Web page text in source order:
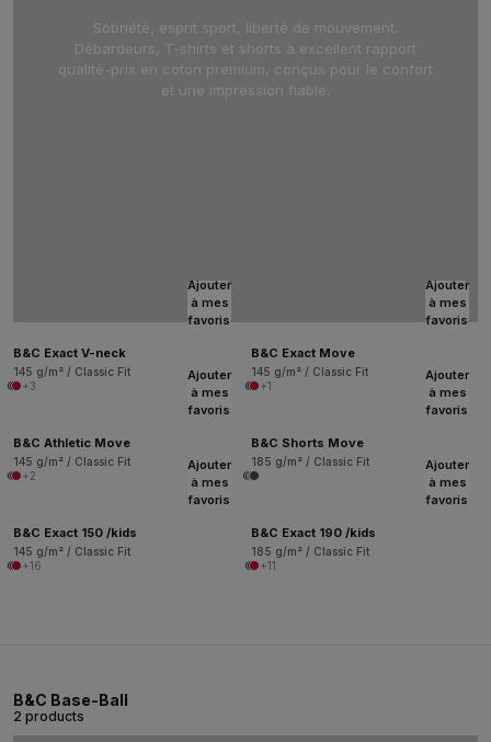
Sobriété, esprit sport, liberté de mouvement.
Débardeurs, T-shirts et shorts à excellent rapport
qualité-prix en coton premium, conçus pour le confort
et une impression fiable.
Ajouter
à mes
favoris
B&C Exact V-neck
145 g/m² / Classic Fit
+3
Ajouter
à mes
favoris
B&C Exact Move
145 g/m² / Classic Fit
+1
Ajouter
à mes
favoris
B&C Athletic Move
145 g/m² / Classic Fit
+2
Ajouter
à mes
favoris
B&C Shorts Move
185 g/m² / Classic Fit
Ajouter
à mes
favoris
B&C Exact 150 /kids
145 g/m² / Classic Fit
+16
Ajouter
à mes
favoris
B&C Exact 190 /kids
185 g/m² / Classic Fit
+11
B&C Base-Ball
2 products